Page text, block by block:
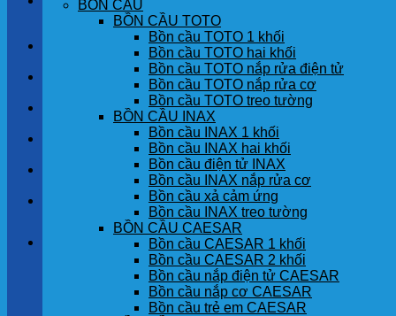
SẢN PHẨM
GÓC KHÁCH HÀNG
Chưa có sản phẩm trong giỏ hàng.
BỒN CẦU
BỒN CẦU TOTO
Bồn cầu TOTO 1 khối
Bồn cầu TOTO hai khối
Bồn cầu TOTO nắp rửa điện tử
Bồn cầu TOTO nắp rửa cơ
Bồn cầu TOTO treo tường
BỒN CẦU INAX
Bồn cầu INAX 1 khối
Bồn cầu INAX hai khối
Bồn cầu điện tử INAX
Bồn cầu INAX nắp rửa cơ
Bồn cầu xả cảm ứng
Bồn cầu INAX treo tường
BỒN CẦU CAESAR
Bồn cầu CAESAR 1 khối
Bồn cầu CAESAR 2 khối
Bồn cầu nắp điện tử CAESAR
Bồn cầu nắp cơ CAESAR
Bồn cầu trẻ em CAESAR